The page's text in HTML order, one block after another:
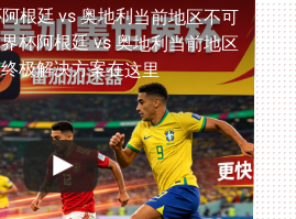
根廷 vs 奥地利当前地区不可
杯阿根廷 vs 奥地利当前地区
极解决方案在这里